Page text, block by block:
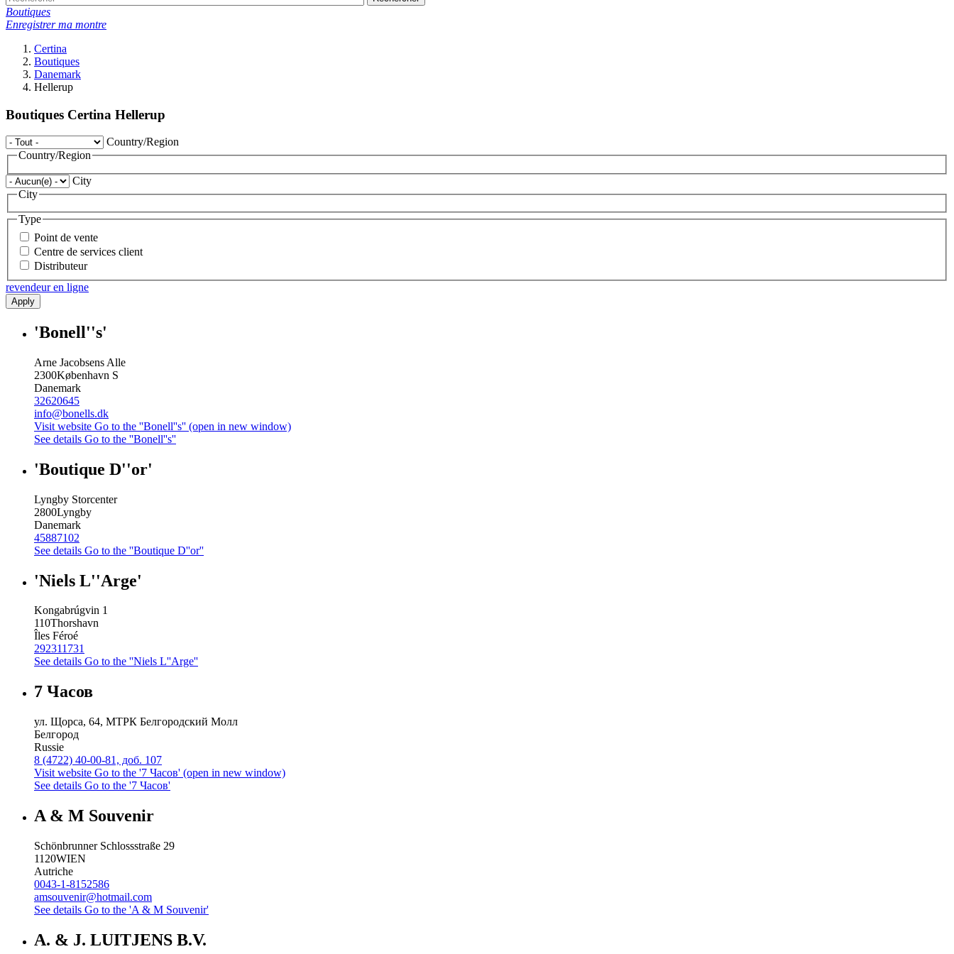
Boutiques
Enregistrer ma montre
Certina
Boutiques
Danemark
Hellerup
Boutiques Certina Hellerup
Country/Region
Country/Region
City
City
Type
Point de vente
Centre de services client
Distributeur
revendeur en ligne
Apply
'Bonell''s'
Arne Jacobsens Alle
2300København S
Danemark
32620645
info@bonells.dk
Visit website Go to the ''Bonell''s'' (open in new window)
See details Go to the ''Bonell''s''
'Boutique D''or'
Lyngby Storcenter
2800Lyngby
Danemark
45887102
See details Go to the ''Boutique D''or''
'Niels L''Arge'
Kongabrúgvin 1
110Thorshavn
Îles Féroé
292311731
See details Go to the ''Niels L''Arge''
7 Часов
ул. Щорса, 64, МТРК Белгородский Молл
Белгород
Russie
8 (4722) 40-00-81, доб. 107
Visit website Go to the '7 Часов' (open in new window)
See details Go to the '7 Часов'
A & M Souvenir
Schönbrunner Schlossstraße 29
1120WIEN
Autriche
0043-1-8152586
amsouvenir@hotmail.com
See details Go to the 'A & M Souvenir'
A. & J. LUITJENS B.V.